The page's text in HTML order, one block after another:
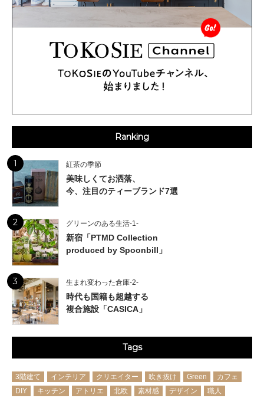
Ranking
1 紅茶の季節
美味しくてお洒落、
今、注目のティーブランド7選
2 グリーンのある生活-1-
新宿「PTMD Collection
produced by Spoonbill」
3 生まれ変わった倉庫-2-
時代も国籍も超越する
複合施設「CASICA」
Tags
3階建て インテリア クリエイター 吹き抜け Green
カフェ
DIY
キッチン アトリエ 北欧 素材感 デザイン
職人